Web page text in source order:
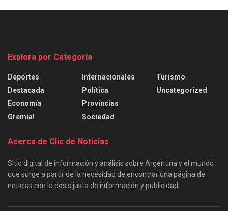
Explora por Categoría
Deportes
Destacada
Economía
Gremial
Internacionales
Política
Provincias
Sociedad
Turismo
Uncategorized
Acerca de Clic de Noticias
Sitio digital de información y análisis sobre Argentina y el mundo
que surge a partir de la necesidad de encontrar una página de
noticias con la dosis justa de información y publicidad.